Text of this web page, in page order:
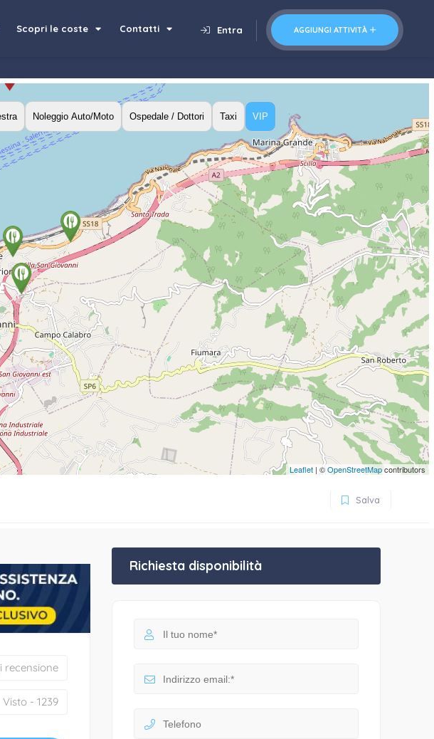
AGGIUNGI ATTIVITÀ
Entra
Scopri le coste Contatti
Noleggio Auto/Moto Ospedale / Dottori Taxi VIP
Leaflet | ©OpenStreetMapcontributors
Salva
recensione
Visto - 1239
Richiesta disponibilità